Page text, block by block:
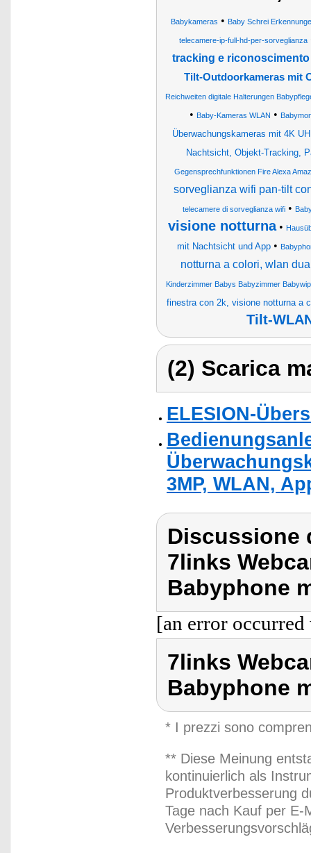
Babykameras • Baby Schrei
telecamere-ip-full-hd-per-sorveglianza
tracking e
Tilt-Outdoorkameras mit
Reichweiten digitale Halterungen
• Baby-Kameras WLAN •
Überwachungskameras mit 4K
Nachtsicht, Objekt-Tracking,
Gegensprechfunktionen Fire Alexa
sorveglianza wifi pan-tilt
telecamere di sorveglianza wifi•
visione notturna•
mit Nachtsicht und App•
notturna a colori, wlan
Kinderzimmer Babys Babyzimmer
finestra con 2k, visione notturna a
Tilt-
(2) Scarica
ELESION-
3MP, WLAN,
Discussione
7links
Babyphone
[an error
7links
Babyphone
* I prezzi sono
** Diese Meinung
kontinuierlich als
Produktverbesserung
Tage nach Kauf per E-